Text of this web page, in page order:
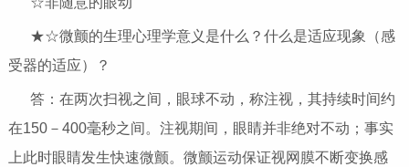
★☆微颤的生理心理学意义是什么？什么是适应现象（感
受器的适应）？
答：在两次扫视之间，眼球不动，称注视，其持续时间约
在150－400毫秒之间。注视期间，眼睛并非绝对不动；事实
上此时眼睛发生快速微颤。微颤运动保证视网膜不断变换感